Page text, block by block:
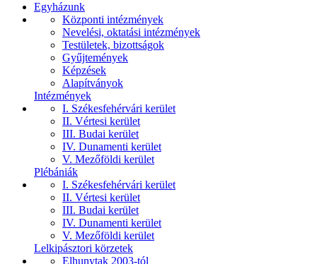
Egyházunk
Központi intézmények
Nevelési, oktatási intézmények
Testületek, bizottságok
Gyűjtemények
Képzések
Alapítványok
Intézmények
I. Székesfehérvári kerület
II. Vértesi kerület
III. Budai kerület
IV. Dunamenti kerület
V. Mezőföldi kerület
Plébániák
I. Székesfehérvári kerület
II. Vértesi kerület
III. Budai kerület
IV. Dunamenti kerület
V. Mezőföldi kerület
Lelkipásztori körzetek
Elhunytak 2003-tól